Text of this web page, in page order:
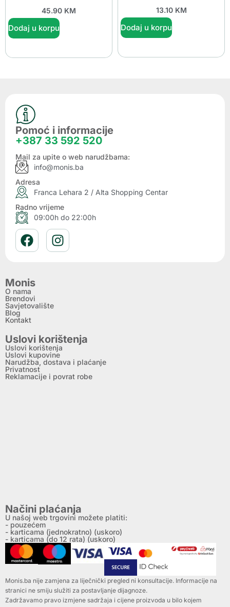
45.90 KM
Dodaj u korpu
13.10 KM
Dodaj u korpu
Pomoć i informacije
+387 33 592 520
Mail za upite o web narudžbama:
info@monis.ba
Adresa
Franca Lehara 2 / Alta Shopping Centar
Radno vrijeme
09:00h do 22:00h
Monis
O nama
Brendovi
Savjetovalište
Blog
Kontakt
Uslovi korištenja
Uslovi korištenja
Uslovi kupovine
Narudžba, dostava i plaćanje
Privatnost
Reklamacije i povrat robe
Načini plaćanja
U našoj web trgovini možete platiti:
- pouzećem
- karticama (jednokratno) (uskoro)
- karticama (do 12 rata) (uskoro)
Monis.ba nije zamjena za liječnički pregled ni konsultacije. Informacije na
stranici ne smiju služiti za postavljanje dijagnoze.
Zadržavamo pravo izmjene sadržaja i cijene proizvoda u bilo kojem